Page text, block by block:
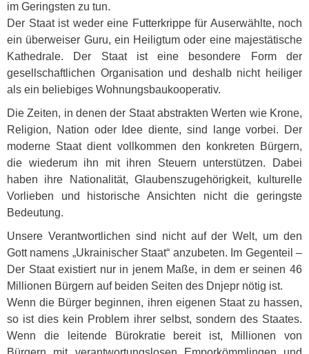
im Geringsten zu tun.
Der Staat ist weder eine Futterkrippe für Auserwählte, noch
ein überweiser Guru, ein Heiligtum oder eine majestätische
Kathedrale. Der Staat ist eine besondere Form der
gesellschaftlichen Organisation und deshalb nicht heiliger
als ein beliebiges Wohnungsbaukooperativ.
Die Zeiten, in denen der Staat abstrakten Werten wie Krone,
Religion, Nation oder Idee diente, sind lange vorbei. Der
moderne Staat dient vollkommen den konkreten Bürgern,
die wiederum ihn mit ihren Steuern unterstützen. Dabei
haben ihre Nationalität, Glaubenszugehörigkeit, kulturelle
Vorlieben und historische Ansichten nicht die geringste
Bedeutung.
Unsere Verantwortlichen sind nicht auf der Welt, um den
Gott namens „Ukrainischer Staat“ anzubeten. Im Gegenteil –
Der Staat existiert nur in jenem Maße, in dem er seinen 46
Millionen Bürgern auf beiden Seiten des Dnjepr nötig ist.
Wenn die Bürger beginnen, ihren eigenen Staat zu hassen,
so ist dies kein Problem ihrer selbst, sondern des Staates.
Wenn die leitende Bürokratie bereit ist, Millionen von